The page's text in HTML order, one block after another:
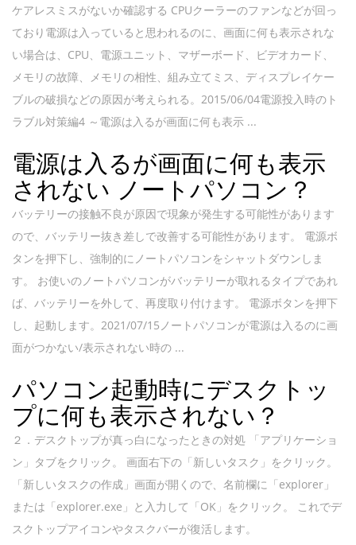
ケアレスミスがないか確認する CPUクーラーのファンなどが回っ
ており電源は入っていると思われるのに、画面に何も表示されな
い場合は、CPU、電源ユニット、マザーボード、ビデオカード、
メモリの故障、メモリの相性、組み立てミス、ディスプレイケー
ブルの破損などの原因が考えられる。2015/06/04電源投入時のト
ラブル対策編4 ～電源は入るが画面に何も表示 ...
電源は入るが画面に何も表示
されない ノートパソコン？
バッテリーの接触不良が原因で現象が発生する可能性があります
ので、バッテリー抜き差しで改善する可能性があります。 電源ボ
タンを押下し、強制的にノートパソコンをシャットダウンしま
す。 お使いのノートパソコンがバッテリーが取れるタイプであれ
ば、バッテリーを外して、再度取り付けます。 電源ボタンを押下
し、起動します。2021/07/15ノートパソコンが電源は入るのに画
面がつかない/表示されない時の ...
パソコン起動時にデスクトッ
プに何も表示されない？
２．デスクトップが真っ白になったときの対処 「アプリケーショ
ン」タブをクリック。 画面右下の「新しいタスク」をクリック。
「新しいタスクの作成」画面が開くので、名前欄に「explorer」
または「explorer.exe」と入力して「OK」をクリック。 これでデ
スクトップアイコンやタスクバーが復活します。